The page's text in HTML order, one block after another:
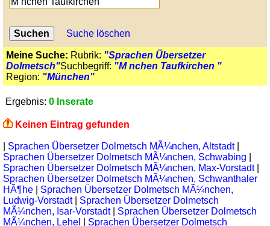
Suche löschen
Meine Suche: Rubrik: "Sprachen Übersetzer
Dolmetsch"Suchbegriff: "M nchen Taufkirchen "
Region: "München"
Ergebnis: 0 Inserate
Keinen Eintrag gefunden
Sprachen Übersetzer Dolmetsch MÃ¼nchen, Altstadt
Sprachen Übersetzer Dolmetsch MÃ¼nchen, Schwabing
Sprachen Übersetzer Dolmetsch MÃ¼nchen, Max-Vorstadt
Sprachen Übersetzer Dolmetsch MÃ¼nchen, Schwanthaler
HÃ¶he
Sprachen Übersetzer Dolmetsch MÃ¼nchen,
Ludwig-Vorstadt
Sprachen Übersetzer Dolmetsch
MÃ¼nchen, Isar-Vorstadt
Sprachen Übersetzer Dolmetsch
MÃ¼nchen, Lehel
Sprachen Übersetzer Dolmetsch